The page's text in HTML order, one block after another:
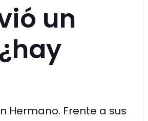
un
Hermano. Frente a sus